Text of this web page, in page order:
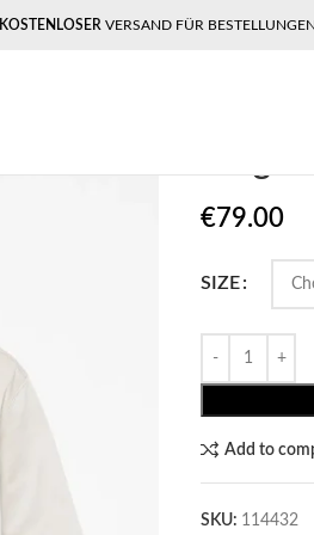
KOSTENLOSER VERSAND FÜR
€79.00
SIZE
Add to
SKU: 114432